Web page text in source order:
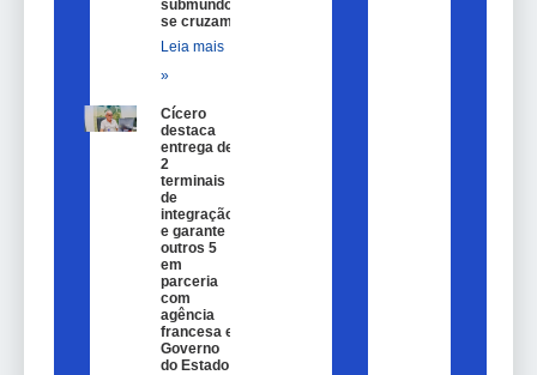
submundo
se cruzam
Leia mais
»
Cícero
destaca
entrega de
2
terminais
de
integração
e garante
outros 5
em
parceria
com
agência
francesa e
Governo
do Estado